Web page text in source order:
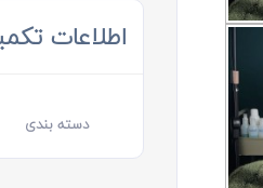
اطلاعات
دسته بندی